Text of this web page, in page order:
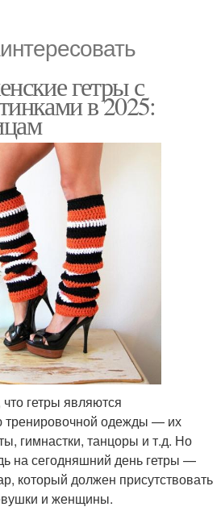
гетры с
в 2025:
гетры являются
тренировочной одежды — их
гимнастки, танцоры и т.д. Но
на сегодняшний день гетры —
который должен присутствовать
и женщины.